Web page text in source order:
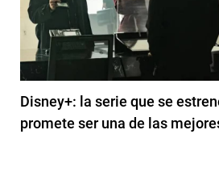
Disney+: la serie que se
promete ser una de las